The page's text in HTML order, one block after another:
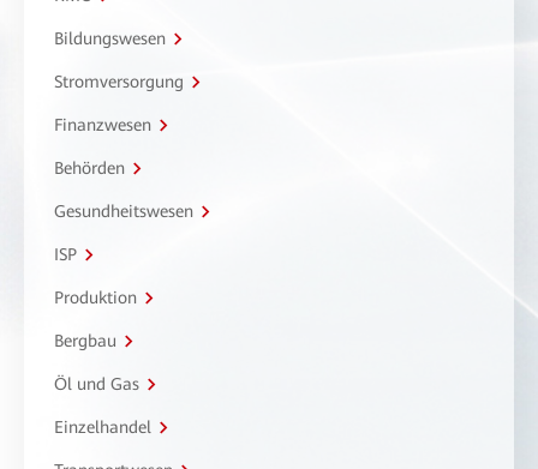
Bildungswesen
Stromversorgung
Finanzwesen
Behörden
Gesundheitswesen
ISP
Produktion
Bergbau
Öl und Gas
Einzelhandel